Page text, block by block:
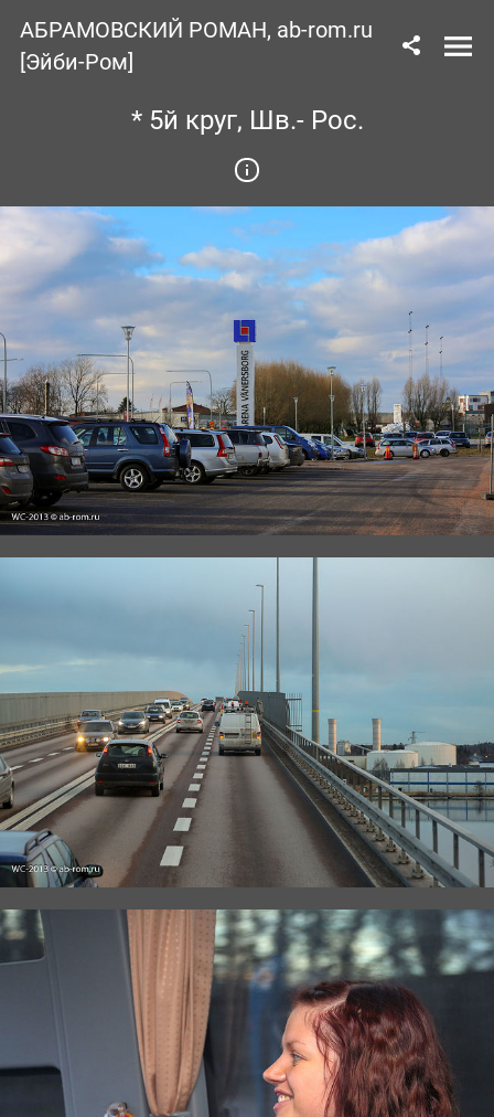
АБРАМОВСКИЙ РОМАН, ab-rom.ru
[Эйби-Ром]
* 5й круг, Шв.- Рос.